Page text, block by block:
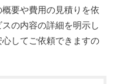
要や費用の見積りを依
の内容の詳細を明示し
してご依頼できますの